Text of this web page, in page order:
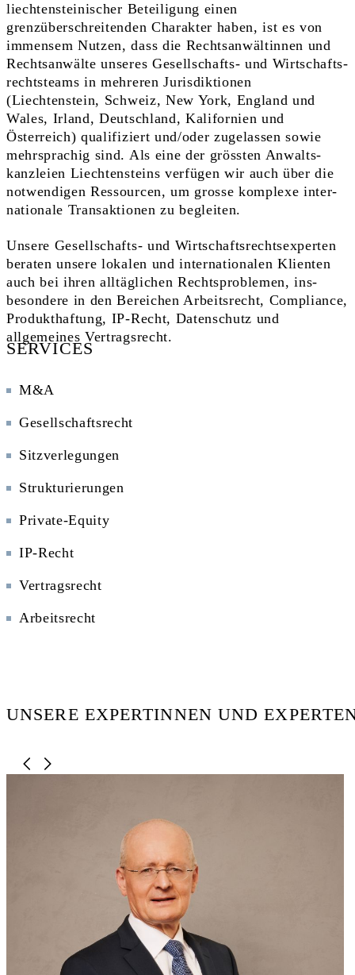
liechtensteinischer Beteiligung einen
grenzüberschreitenden Charakter haben, ist es von
immensem Nutzen, dass die Rechtsanwältinnen und
Rechtsanwälte unseres Gesellschafts- und Wirtschafts­
rechts­teams in mehreren Juris­diktionen
(Liechtenstein, Schweiz, New York, England und
Wales, Irland, Deutschland, Kalifornien und
Österreich) qualifiziert und/oder zugelassen sowie
mehr­sprachig sind. Als eine der grössten Anwalts­
kanzleien Liechten­steins verfügen wir auch über die
notwendigen Ressourcen, um grosse komplexe inter­
nationale Trans­aktionen zu begleiten.
Unsere Gesellschafts- und Wirtschafts­rechts­experten
beraten unsere lokalen und internationalen Klienten
auch bei ihren all­täglichen Rechts­problemen, ins­
besondere in den Bereichen Arbeitsrecht, Compliance,
Produkthaftung, IP-Recht, Daten­schutz und
allgemeines Vertragsrecht.
SERVICES
M&A
Gesellschaftsrecht
Sitzverlegungen­
Strukturierungen
Private-Equity
IP-Recht
Vertragsrecht
Arbeitsrecht
UNSERE EXPERTINNEN UND